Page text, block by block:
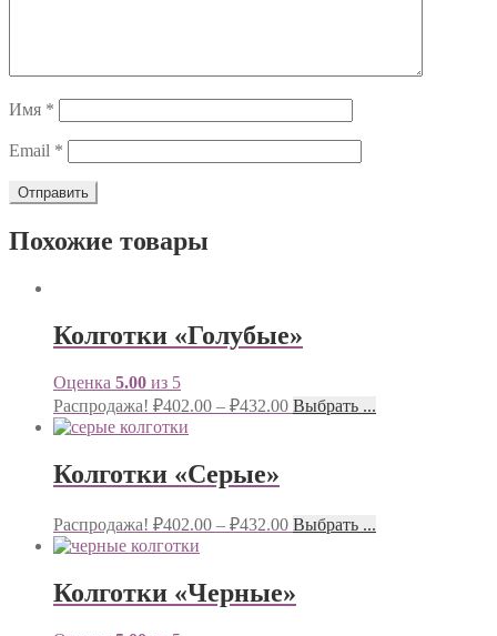
Имя *
Email *
Похожие товары
Колготки «Голубые»
Оценка 5.00 из 5
Распродажа! ₽402.00 – ₽432.00 Выбрать ...
Колготки «Серые»
Распродажа! ₽402.00 – ₽432.00 Выбрать ...
Колготки «Черные»